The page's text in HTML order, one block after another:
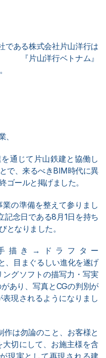
である株式会社片山洋行は
『片山洋行ベトナム』
通じて片山鉄建と協働し
で、来るべきBIM時代に異
ゴールと掲げました。
の準備を整えて参りまし
記念日である8月1日を持ち
となりました。
描き→ドラフター
目まぐるしい進化を遂げ
グソフトの描写力・写実
あり、写真とCGの判別が
現されるようになりまし
作は勿論のこと、お客様と
切にして、お施主様を含